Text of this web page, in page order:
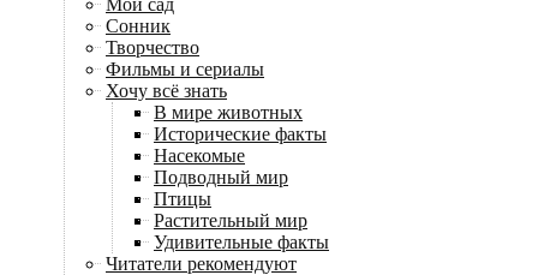
Мой сад
Сонник
Творчество
Фильмы и сериалы
Хочу всё знать
В мире животных
Исторические факты
Насекомые
Подводный мир
Птицы
Растительный мир
Удивительные факты
Читатели рекомендуют